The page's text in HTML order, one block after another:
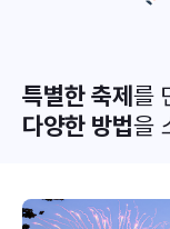
특별한 축제를
다양한 방법을